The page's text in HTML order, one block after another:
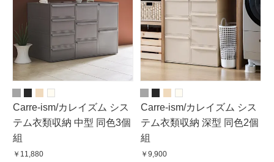
Carre-ism/カレイズム シス
テム衣類収納 中型 同色3個
組
￥11,880
Carre-ism/カレイズム シス
テム衣類収納 深型 同色2個
組
￥9,900